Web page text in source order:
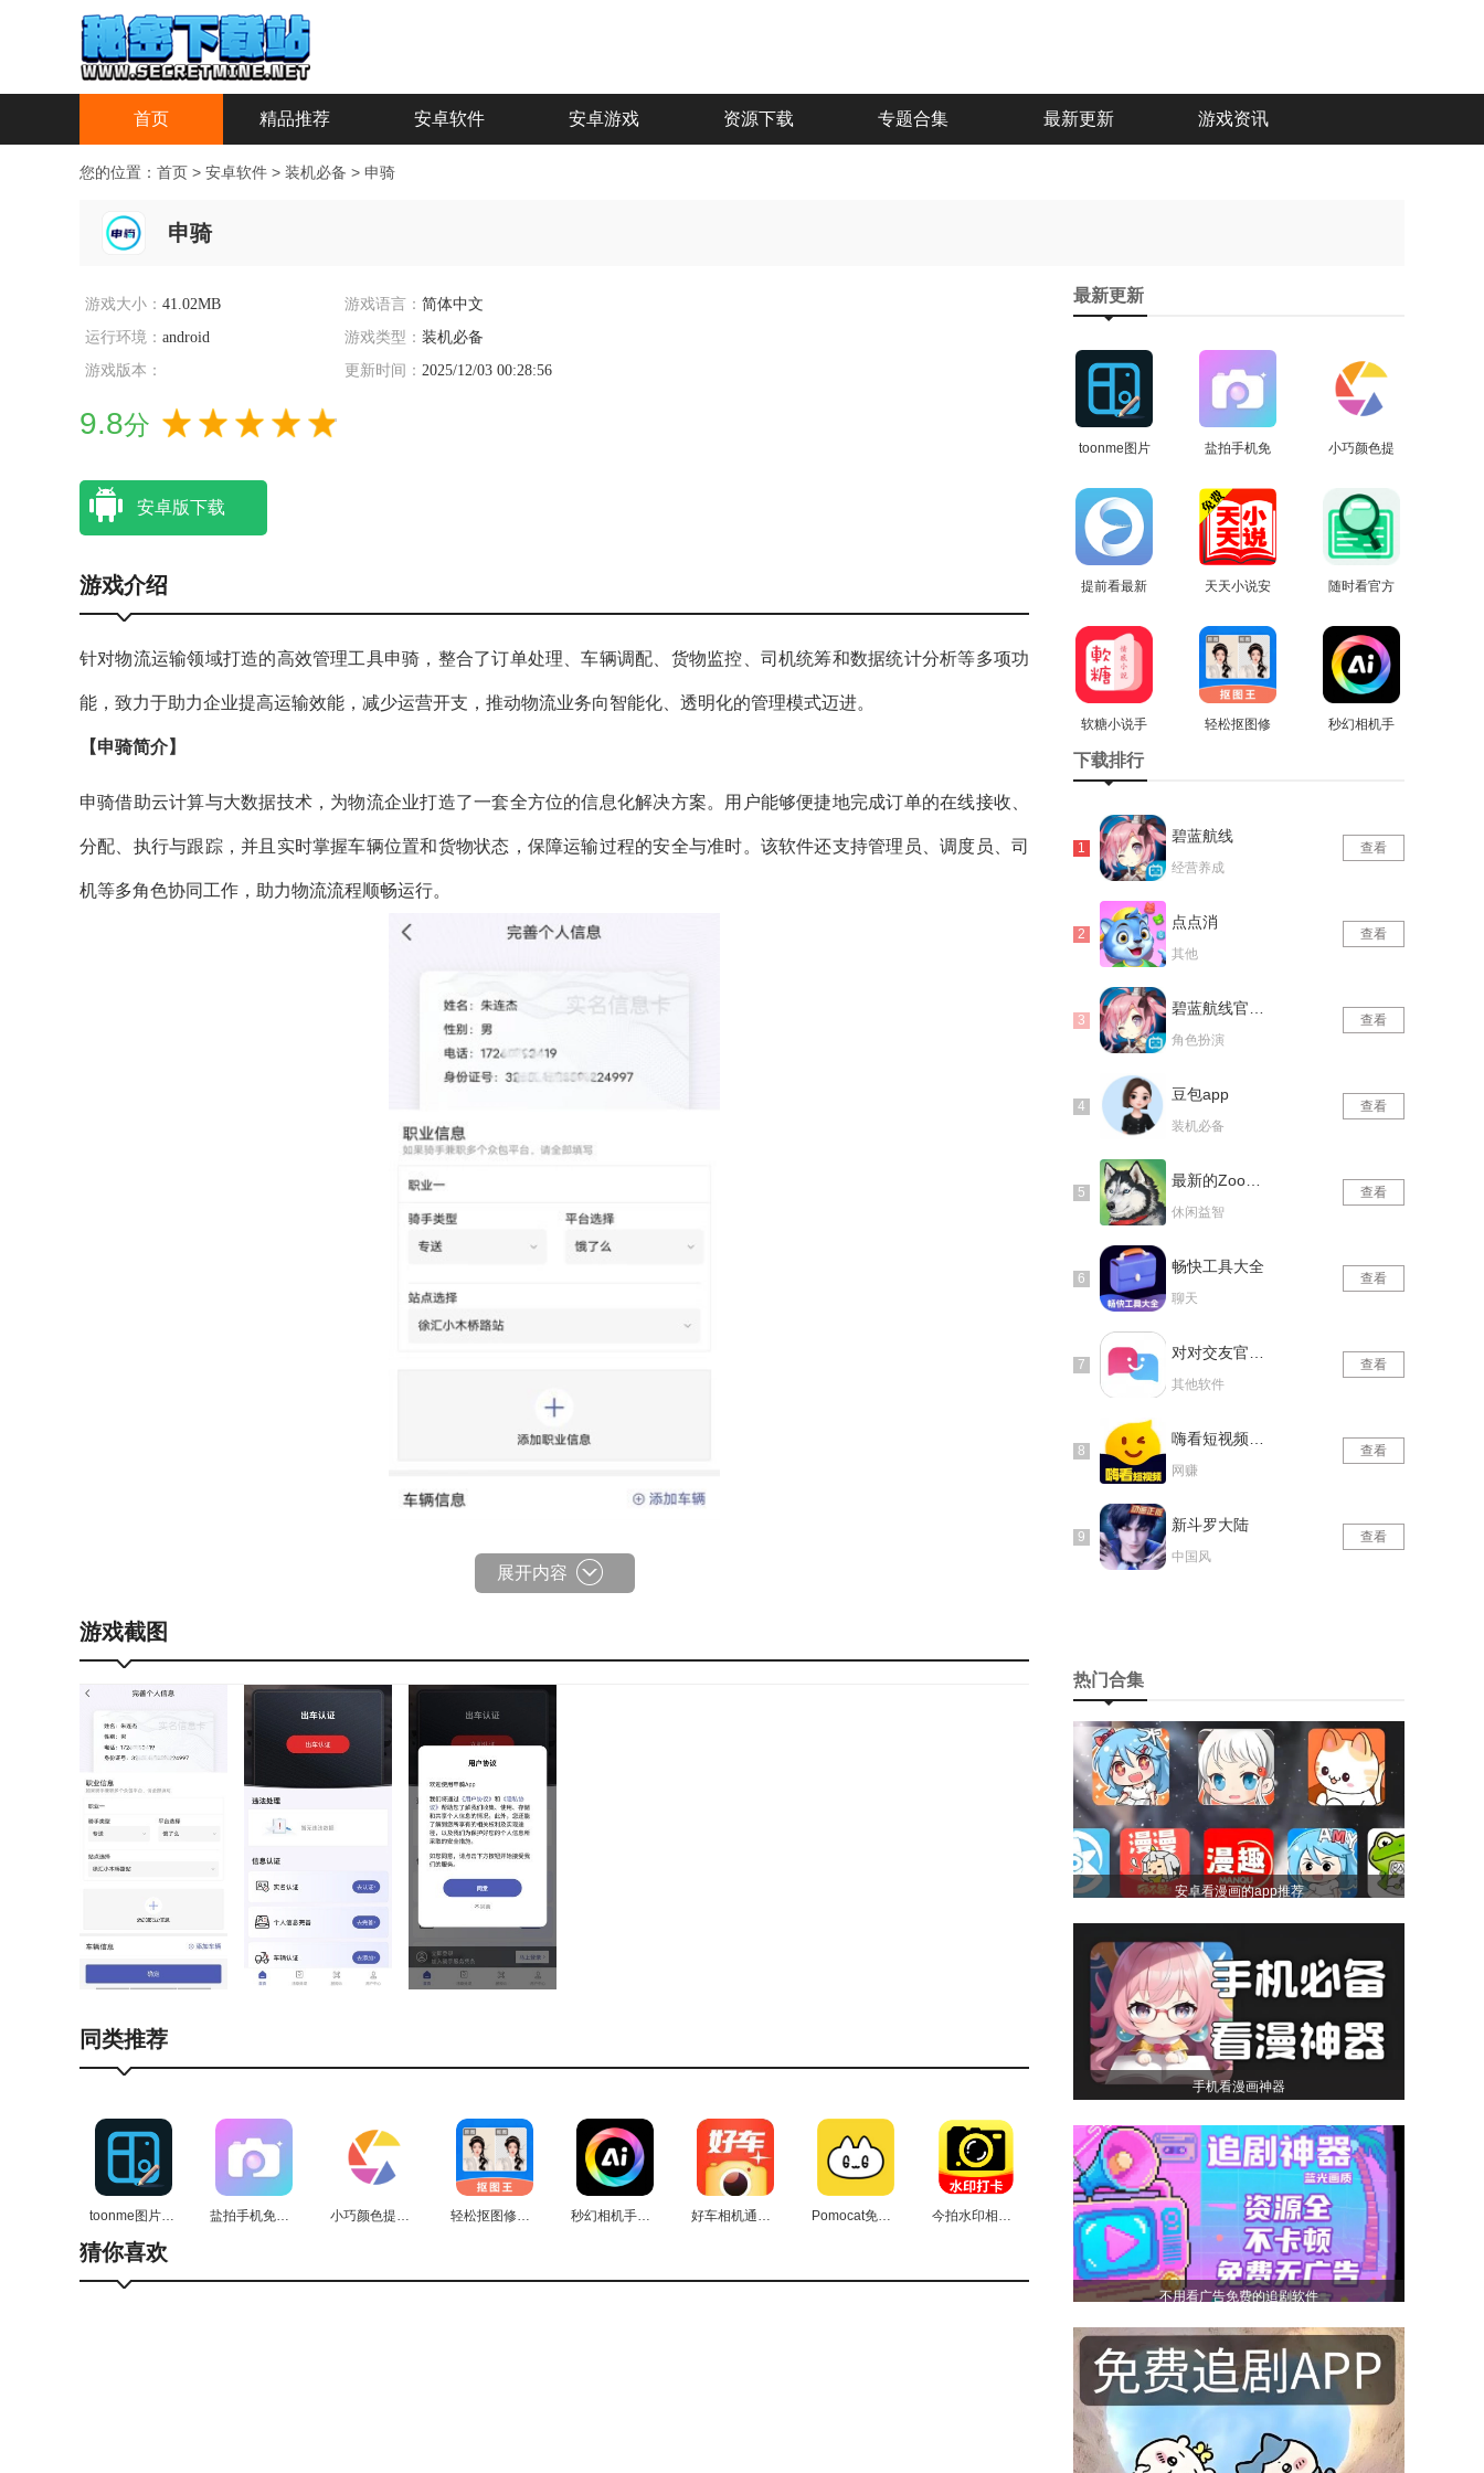
首页 精品推荐 安卓软件 安卓游戏 资源下载 专题合集 最新更新 游戏资讯
您的位置： 首页 > 安卓软件 > 装机必备 > 申骑
申骑
游戏大小： 41.02MB 游戏语言： 简体中文
运行环境： android 游戏类型： 装机必备
游戏版本：
更新时间： 2025/12/03 00:28:56
9.8分
安卓版下载
游戏介绍
针对物流运输领域打造的高效管理工具申骑，整合了订单处理、车辆调配、货物监控、司机统筹和数据统计分析等多项功
能，致力于助力企业提高运输效能，减少运营开支，推动物流业务向智能化、透明化的管理模式迈进。
【申骑简介】
申骑借助云计算与大数据技术，为物流企业打造了一套全方位的信息化解决方案。用户能够便捷地完成订单的在线接收、
分配、执行与跟踪，并且实时掌握车辆位置和货物状态，保障运输过程的安全与准时。该软件还支持管理员、调度员、司
机等多角色协同工作，助力物流流程顺畅运行。
【申骑特色】
通过智能算法对车辆行驶路线进行优化规划，自动匹配合适的运输方案，从而降低车辆空驶情况，提高整体运输效能。
实时追踪：借助GPS定位技术与电子围栏的结合，对车辆位置及货物状态进行实时更新，保障信息精准可靠。
企业物流管理系统支持移动端操作，司机通过手机即可实时获取任务信息，完成运输情况反馈；管理人员则能借助移动设
备远程监控物流全流程，及时掌握货物运输状态与进度。
数据分析服务可生成涵盖运输成本、时效表现、客户满意度等维度的多样化数据报表，为企业的科学决策提供有力的数据
对物流订单进行全流程管理，涵盖接收、处理与分配环节，同时具备整合不同渠道订单的能力。
对车辆进行综合管理，涵盖车辆信息的登记、更新与调配，同时具备对车辆实时运行状态的监测能力，并能及时发出预警
提示。
针对驾驶员群体的管理工作涵盖：为每位驾驶员创建专属的信息记录档案，对其日常出勤情况进行统计与管理，依据设定
的标准开展工作表现评估，同时还配备了便于实时交流的线上互动渠道。
财务管理涵盖运费结算、成本核算、发票管理等一系列财务相关功能。
【申骑优势】
展开内容
游戏截图
同类推荐
toonme图片编辑免费原版 盐拍手机免费版 小巧颜色提取最新免费版 轻松抠图修图王最新版 秒幻相机手机最新版 好车相机通用版 Pomocat免费原版 今拍水印相机打卡安卓版
猜你喜欢
最新更新
toonme图片
版
盐拍手机免
小巧颜色提
版
提前看最新
天天小说安
随时看官方
软糖小说手
机最新版
查看
轻松抠图修
秒幻相机手
下载排行
碧蓝航线
经营养成
查看
点点消
其他
查看
角色扮演
查看
豆包app
装机必备
查看
休闲益智
查看
畅快工具大全
聊天
查看
其他软件
查看
网赚
查看
新斗罗大陆
中国风
查看
热门合集
安卓看漫画的app推荐
手机看漫画神器
不用看广告免费的追剧软件